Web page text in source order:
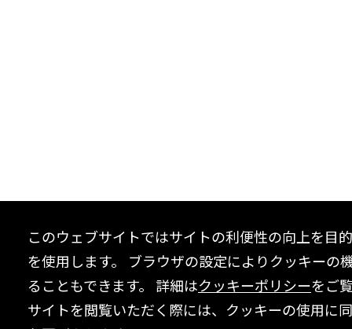
このウェブサイトではサイトの利便性の向上を目
を使用します。 ブラウザの設定によりクッキーの
ることもできます。 詳細はクッキーポリシーをご
サイトを閲覧いただく際には、クッキーの使用に